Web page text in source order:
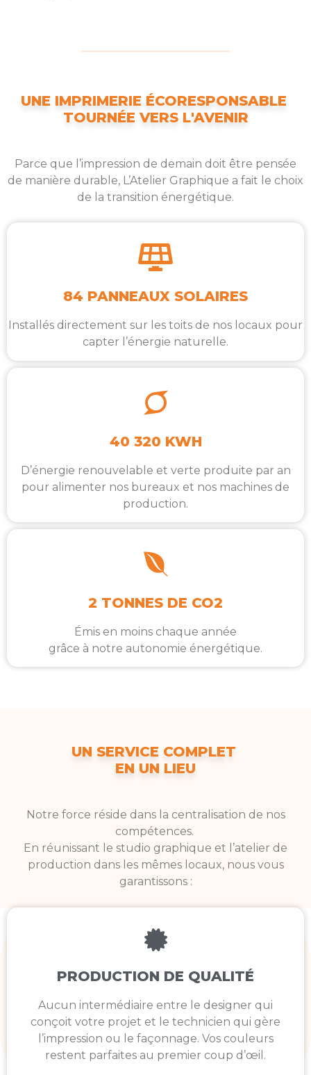
UNE IMPRIMERIE ÉCORESPONSABLE
TOURNÉE VERS L'AVENIR
Parce que l’impression de demain doit être pensée
de manière durable, L’Atelier Graphique a fait le choix
de la transition énergétique.
84 PANNEAUX SOLAIRES
Installés directement sur les toits de nos locaux pour
capter l’énergie naturelle.
40 320 KWH
D’énergie renouvelable et verte produite par an
pour alimenter nos bureaux et nos machines de
production.
2 TONNES DE CO2
Émis en moins chaque année
grâce à notre autonomie énergétique.
UN SERVICE COMPLET
EN UN LIEU
Notre force réside dans la centralisation de nos
compétences.
En réunissant le studio graphique et l’atelier de
production dans les mêmes locaux, nous vous
garantissons :
PRODUCTION DE QUALITÉ
Aucun intermédiaire entre le designer qui
conçoit votre projet et le technicien qui gère
l’impression ou le façonnage. Vos couleurs
restent parfaites au premier coup d’œil.